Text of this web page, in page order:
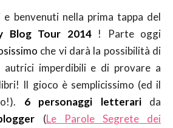
benvenuti nella prima tappa del
Blog Tour 2014! Parte oggi
che vi darà la possibilità di
imperdibili e di provare a
Il gioco è semplicissimo (ed il
6 personaggi letterarida
(Le Parole Segrete dei